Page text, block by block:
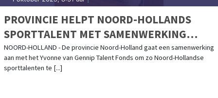
PROVINCIE HELPT NOORD-HOLLANDS
SPORTTALENT MET SAMENWERKING
YVONNE VAN GENNIP TALENT FONDS
NOORD-HOLLAND - De provincie Noord-Holland gaat een samenwerking
aan met het Yvonne van Gennip Talent Fonds om zo Noord-Hollandse
sporttalenten te [...]